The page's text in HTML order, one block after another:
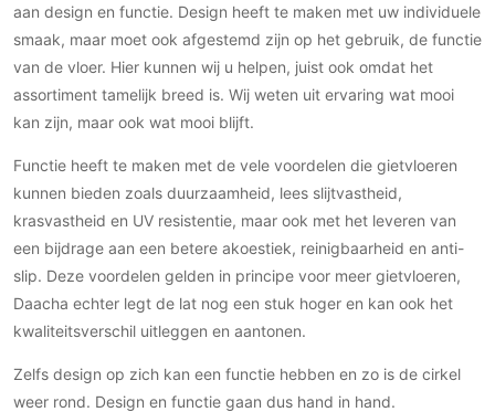
Meubelbeslag
Vloer
Vloeren
Beton Ciré vloeren
PVC vloeren
Gietvloeren
Houten vloeren
Natuursteen en keramiek vloeren
Vloerkleden
Wandafwerking
aan design en functie. Design heeft te maken met uw individuele
smaak, maar moet ook afgestemd zijn op het gebruik, de functie
van de vloer. Hier kunnen wij u helpen, juist ook omdat het
assortiment tamelijk breed is. Wij weten uit ervaring wat mooi
kan zijn, maar ook wat mooi blijft.
Functie heeft te maken met de vele voordelen die gietvloeren
kunnen bieden zoals duurzaamheid, lees slijtvastheid,
krasvastheid en UV resistentie, maar ook met het leveren van
een bijdrage aan een betere akoestiek, reinigbaarheid en anti-
slip. Deze voordelen gelden in principe voor meer gietvloeren,
Daacha echter legt de lat nog een stuk hoger en kan ook het
kwaliteitsverschil uitleggen en aantonen.
Zelfs design op zich kan een functie hebben en zo is de cirkel
weer rond. Design en functie gaan dus hand in hand.